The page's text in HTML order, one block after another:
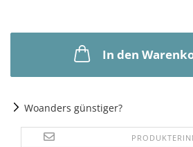
In den
Woanders günstiger?